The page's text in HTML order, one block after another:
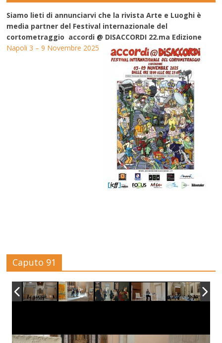
Siamo lieti di annunciarvi che la rivista Arte e Luoghi è
media partner del Festival internazionale del
cortometraggio accordi @ DISACCORDI 22.ma Edizione
Napoli 3 – 9 Novembre 2025
Caputo 91